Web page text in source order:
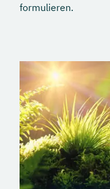
formulieren.